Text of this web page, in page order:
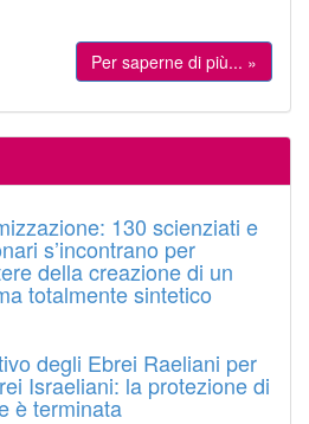
Per saperne di più... »
130 scienziati e
s’incontrano per
della creazione di un
totalmente sintetico
degli Ebrei Raeliani per
Israeliani: la protezione di
è terminata